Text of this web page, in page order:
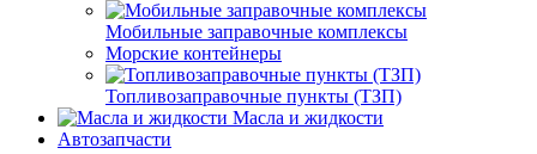
Мобильные заправочные комплексы
Морские контейнеры
Топливозаправочные пункты (ТЗП)
Масла и жидкости
Автозапчасти